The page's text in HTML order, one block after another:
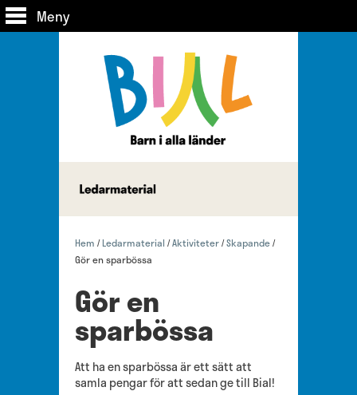
Meny
Hem / Ledarmaterial /Aktiviteter /Skapande /
Gör en sparbössa
Gör en
sparbössa
Att ha en sparbössa är ett sätt att
samla pengar för att sedan ge till Bial!